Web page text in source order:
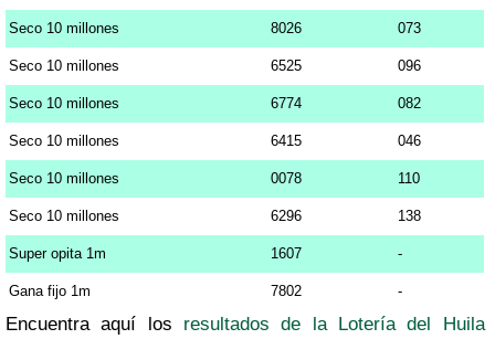
Seco 10 millones 8026 073
Seco 10 millones 6525 096
Seco 10 millones 6774 082
Seco 10 millones 6415 046
Seco 10 millones 0078 110
Seco 10 millones 6296 138
Super opita 1m 1607 -
Gana fijo 1m 7802 -
Encuentra aquí los resultados de la Lotería del Huila